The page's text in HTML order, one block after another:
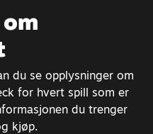
du se opplysninger om
for hvert spill som er
du trenger
kjøp.